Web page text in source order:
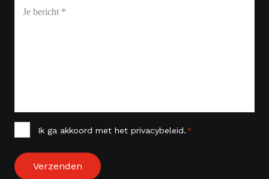
Instemming
Ik ga akkoord met het privacybeleid. *